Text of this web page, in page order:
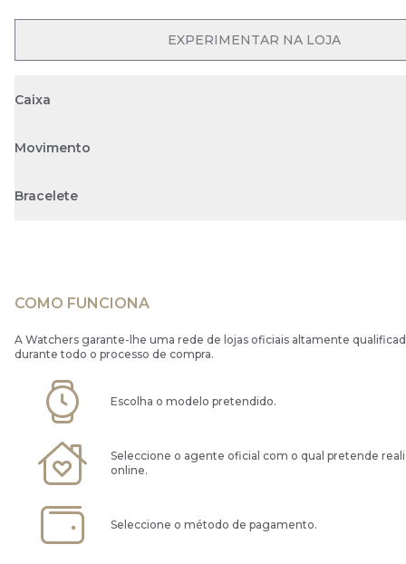
EXPERIMENTAR NA LOJA
Caixa
Movimento
Bracelete
COMO FUNCIONA
A Watchers garante-lhe uma rede de lojas oficiais altamente
durante todo o processo de compra.
Escolha o modelo pretendido.
Seleccione o agente oficial com o qual pretende
online.
Seleccione o método de pagamento.